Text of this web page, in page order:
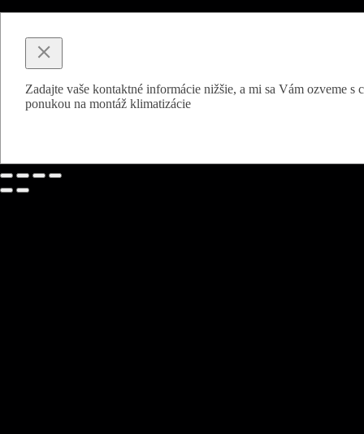
Zadajte vaše kontaktné informácie nižšie, a mi sa Vám ozveme s
ponukou na montáž klimatizácie